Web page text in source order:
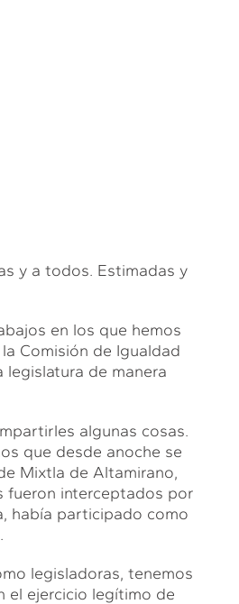
y a todos. Estimadas y
en los que hemos
Comisión de Igualdad
de manera
algunas cosas.
que desde anoche se
Mixtla de Altamirano,
fueron interceptados por
había participado como
legisladoras, tenemos
el ejercicio legítimo de